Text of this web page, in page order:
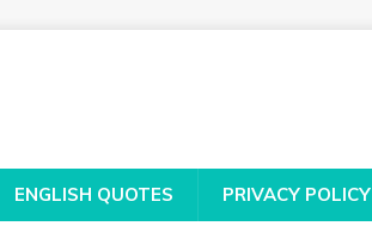
ENGLISH QUOTES PRIVACY POLICY